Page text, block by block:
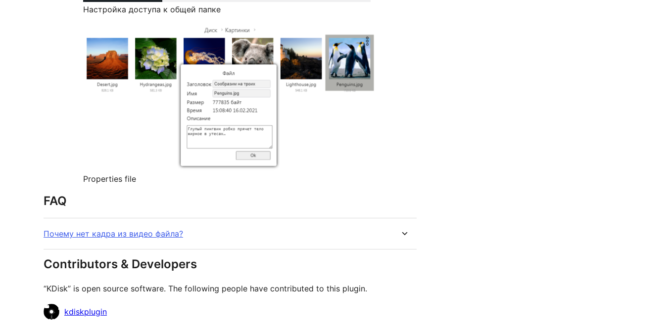
Настройка доступа к общей папке
Properties file
FAQ
Почему нет кадра из видео файла?
Contributors & Developers
“KDisk” is open source software. The following people have contributed to this plugin.
Contributors
kdiskplugin